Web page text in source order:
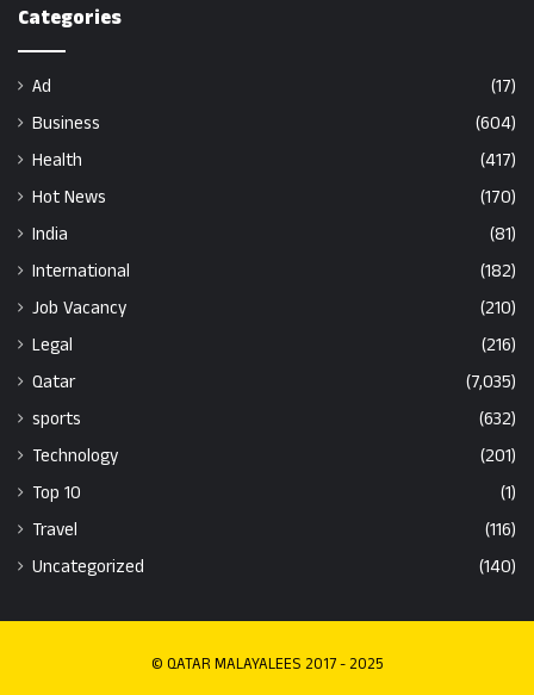
Categories
Ad
(17)
Business
(604)
Health
(417)
Hot News
(170)
India
(81)
International
(182)
Job Vacancy
(210)
Legal
(216)
Qatar
(7,035)
sports
(632)
Technology
(201)
Top 10
(1)
Travel
(116)
Uncategorized
(140)
© QATAR MALAYALEES 2017 - 2025